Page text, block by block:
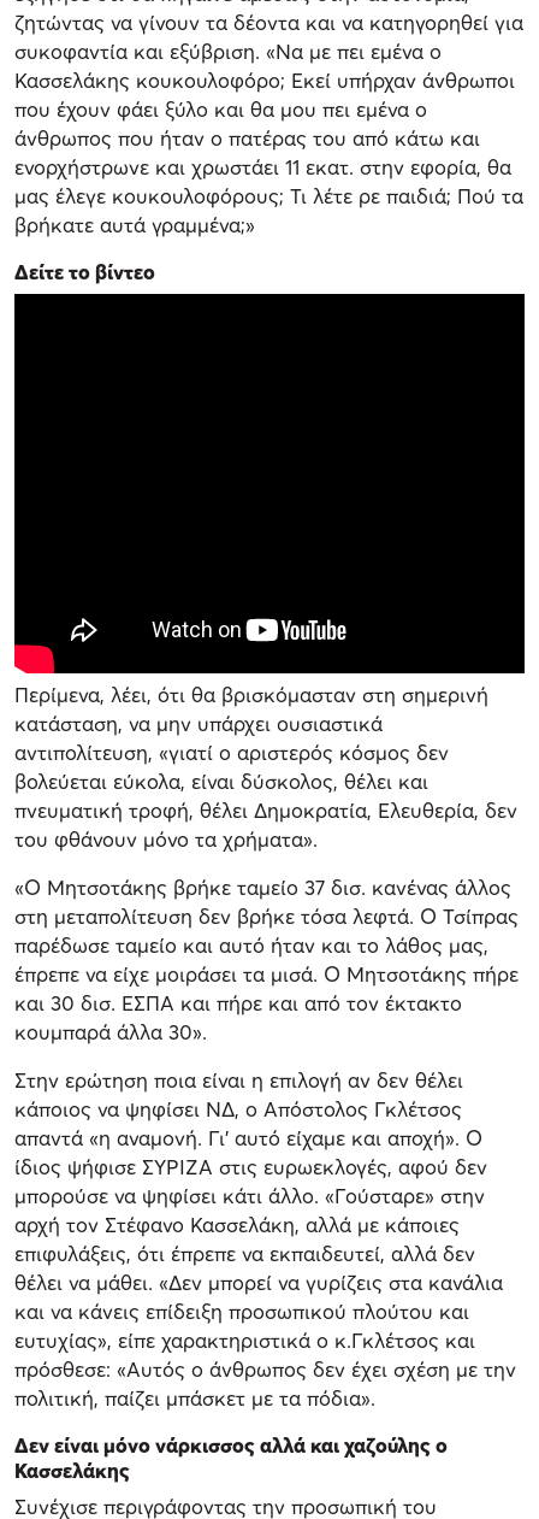
ζητώντας να γίνουν τα δέοντα και να κατηγορηθεί για
συκοφαντία και εξύβριση. «Να με πει εμένα ο
Κασσελάκης κουκουλοφόρο; Εκεί υπήρχαν άνθρωποι
που έχουν φάει ξύλο και θα μου πει εμένα ο
άνθρωπος που ήταν ο πατέρας του από κάτω και
ενορχήστρωνε και χρωστάει 11 εκατ. στην εφορία, θα
μας έλεγε κουκουλοφόρους; Τι λέτε ρε παιδιά; Πού τα
βρήκατε αυτά γραμμένα;»
Δείτε το βίντεο
Περίμενα, λέει, ότι θα βρισκόμασταν στη σημερινή
κατάσταση, να μην υπάρχει ουσιαστικά
αντιπολίτευση, «γιατί ο αριστερός κόσμος δεν
βολεύεται εύκολα, είναι δύσκολος, θέλει και
πνευματική τροφή, θέλει Δημοκρατία, Ελευθερία, δεν
του φθάνουν μόνο τα χρήματα».
«Ο Μητσοτάκης βρήκε ταμείο 37 δισ. κανένας άλλος
στη μεταπολίτευση δεν βρήκε τόσα λεφτά. Ο Τσίπρας
παρέδωσε ταμείο και αυτό ήταν και το λάθος μας,
έπρεπε να είχε μοιράσει τα μισά. Ο Μητσοτάκης πήρε
και 30 δισ. ΕΣΠΑ και πήρε και από τον έκτακτο
κουμπαρά άλλα 30».
Στην ερώτηση ποια είναι η επιλογή αν δεν θέλει
κάποιος να ψηφίσει ΝΔ, ο Απόστολος Γκλέτσος
απαντά «η αναμονή. Γι’ αυτό είχαμε και αποχή». Ο
ίδιος ψήφισε ΣΥΡΙΖΑ στις ευρωεκλογές, αφού δεν
μπορούσε να ψηφίσει κάτι άλλο. «Γούσταρε» στην
αρχή τον Στέφανο Κασσελάκη, αλλά με κάποιες
επιφυλάξεις, ότι έπρεπε να εκπαιδευτεί, αλλά δεν
θέλει να μάθει. «Δεν μπορεί να γυρίζεις στα κανάλια
και να κάνεις επίδειξη προσωπικού πλούτου και
ευτυχίας», είπε χαρακτηριστικά ο κ.Γκλέτσος και
πρόσθεσε: «Αυτός ο άνθρωπος δεν έχει σχέση με την
πολιτική, παίζει μπάσκετ με τα πόδια».
Δεν είναι μόνο νάρκισσος αλλά και χαζούλης ο
Κασσελάκης
Συνέχισε περιγράφοντας την προσωπική του